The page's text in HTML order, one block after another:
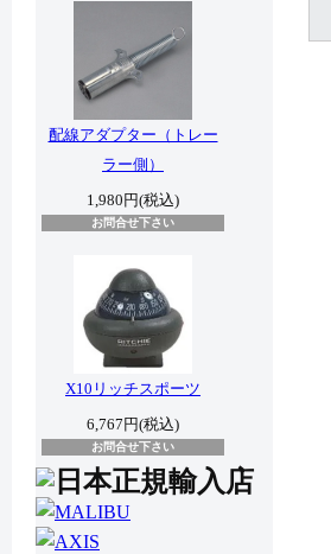
配線アダプター（トレー
ラー側）
1,980円(税込)
お問合せ下さい
X10リッチスポーツ
6,767円(税込)
お問合せ下さい